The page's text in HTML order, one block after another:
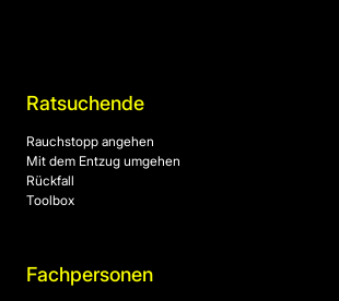
Ratsuchende
Rauchstopp angehen
Mit dem Entzug umgehen
Rückfall
Toolbox
Fachpersonen